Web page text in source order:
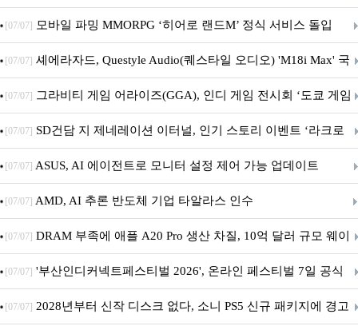
M.2 NVMe 디앤디컴 1TB
[07/07] 모바일 파밍 MMORPG ‘히어로 랜드M’ 정식 서비스 돌입
[07/07] 셰에라자드, Questyle Audio(퀘스타일 오디오) 'M18i Max' 국
내 정식 출시
[07/07] 그라비티 게임 어라이즈(GGA), 인디 게임 전시회 ‘도쿄 게임
던전 13’ 참가!
[07/07] SD건담 지 제네레이션 이터널, 인기 스토리 이벤트 ‘라크로
아의 용사’ 재개최 및 풍성한 기념 이벤트 실시!
[07/07] ASUS, AI 에이전트로 모니터 설정 제어 가능 업데이트
[07/07] AMD, AI 추론 반도체 기업 타알라스 인수
[07/07] DRAM 부족에 애플 A20 Pro 생산 차질, 10억 달러 규모 웨이
퍼 대기
[07/07] '부산인디커넥트페스티벌 2026', 온라인 페스티벌 7일 공식
개막... 22일간 진행
[07/07] 2028년부터 신작 디스크 없다, 소니 PS5 신규 패키지에 경고